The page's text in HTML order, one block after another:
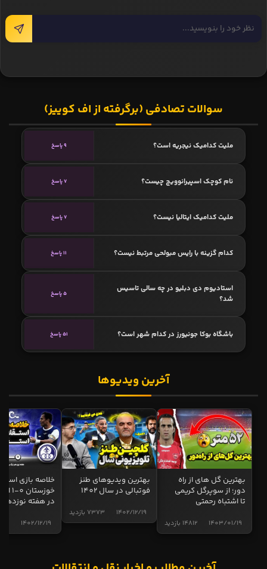
سوالات تصادفی (برگرفته از اف کوییز)
ملیت کدامیک نیجریه است؟ 9 پاسخ
نام کوچک اسپیرانوویچ چیست؟ 7 پاسخ
ملیت کدامیک ایتالیا نیست؟ 7 پاسخ
کدام گزینه با رایس مبولحی مرتبط نیست؟ 11 پاسخ
استادیوم دی دبلیو در چه سالی تاسیس
شد؟
5 پاسخ
باشگاه بوکا جونيورز در کدام شهر است؟ 51 پاسخ
آخرین ویدیوها
بهترین گل های از راه
دور؛ از سوپرگل کریمی
تا اشتباه رحمتی
14812 بازدید 1403/01/19
بهترین ویدیوهای طنز
فوتبالی در سال 1402
7373 بازدید 1402/12/19
خلاصه بازی
در هفته نوزدهم
1402/12/19